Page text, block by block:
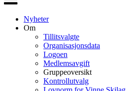
navigasjon
Nyheter
Om
Tillitsvalgte
Organisasjonsdata
Logoen
Medlemsavgift
Gruppeoversikt
Kontrollutvalg